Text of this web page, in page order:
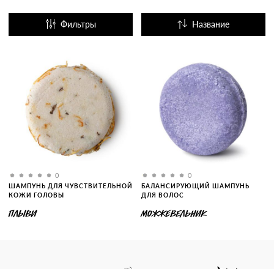
Фильтры Название
0
ШАМПУНЬ ДЛЯ ЧУВСТВИТЕЛЬНОЙ
КОЖИ ГОЛОВЫ
ПЛЫВИ
0
БАЛАНСИРУЮЩИЙ ШАМПУНЬ
ДЛЯ ВОЛОС
МОЖЖЕВЕЛЬНИК